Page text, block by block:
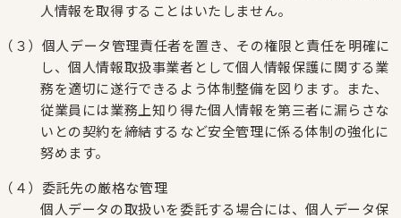
人情報を取得することはいたしません。
（３）個人データ管理責任者を置き、その権限と責任を明確に
し、個人情報取扱事業者として個人情報保護に関する業
務を適切に遂行できるよう体制整備を図ります。また、
従業員には業務上知り得た個人情報を第三者に漏らさな
いとの契約を締結するなど安全管理に係る体制の強化に
努めます。
（４）委託先の厳格な管理
個人データの取扱いを委託する場合には、個人データ保